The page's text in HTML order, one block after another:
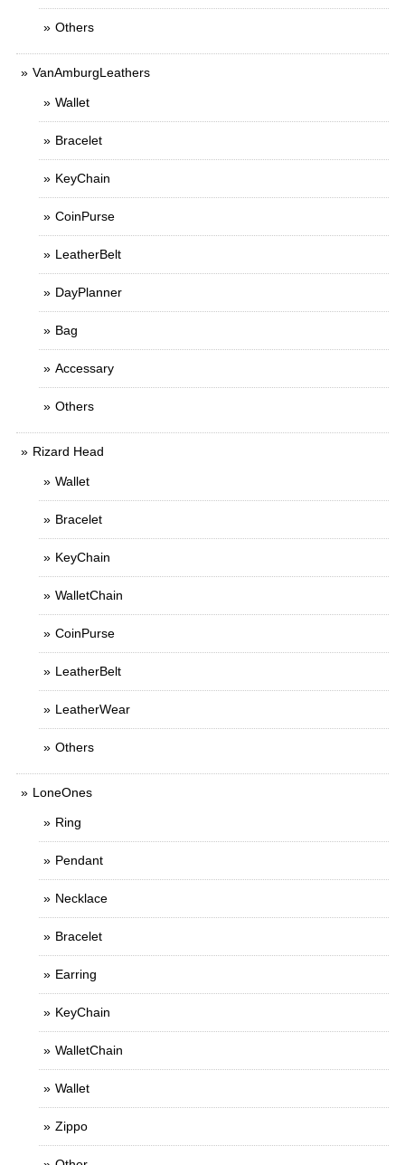
Others
VanAmburgLeathers
Wallet
Bracelet
KeyChain
CoinPurse
LeatherBelt
DayPlanner
Bag
Accessary
Others
Rizard Head
Wallet
Bracelet
KeyChain
WalletChain
CoinPurse
LeatherBelt
LeatherWear
Others
LoneOnes
Ring
Pendant
Necklace
Bracelet
Earring
KeyChain
WalletChain
Wallet
Zippo